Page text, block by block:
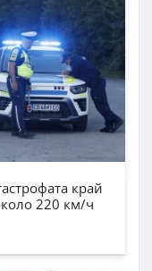
край
220 км/ч